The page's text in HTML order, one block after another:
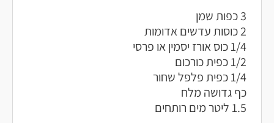
3 כפות שמן
2 כוסות עדשים אדומות
1/4 כוס אורז יסמין או פרסי
1/2 כפית כורכום
1/4 כפית פלפל שחור
כף גדושה מלח
1.5 ליטר מים רותחים